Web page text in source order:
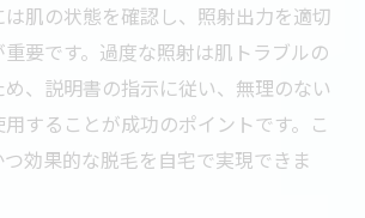
肌の状態を確認し、照射出力を適切
要です。過度な照射は肌トラブルの
め、説明書の指示に従い、無理のない
することが成功のポイントです。こ
効果的な脱毛を自宅で実現できま